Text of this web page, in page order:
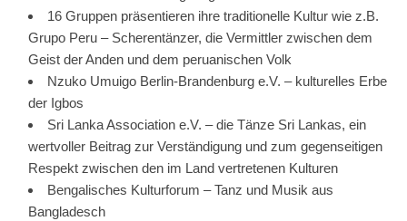
16 Gruppen präsentieren ihre traditionelle Kultur wie z.B.
Grupo Peru – Scherentänzer, die Vermittler zwischen dem
Geist der Anden und dem peruanischen Volk
Nzuko Umuigo Berlin-Brandenburg e.V. – kulturelles Erbe
der Igbos
Sri Lanka Association e.V. – die Tänze Sri Lankas, ein
wertvoller Beitrag zur Verständigung und zum gegenseitigen
Respekt zwischen den im Land vertretenen Kulturen
Bengalisches Kulturforum – Tanz und Musik aus
Bangladesch